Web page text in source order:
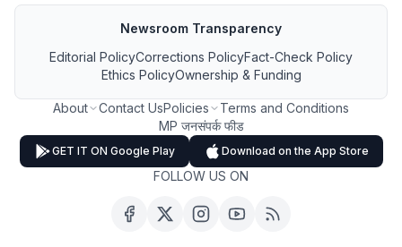
Newsroom Transparency
Editorial PolicyCorrections PolicyFact-Check Policy
Ethics PolicyOwnership & Funding
About Contact UsPolicies
Terms and Conditions
MP जनसंपर्क फीड
GET IT ON Google Play Download on the App Store
FOLLOW US ON